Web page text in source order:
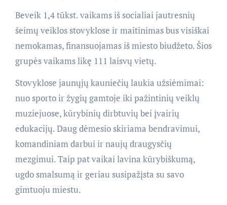
Beveik 1,4 tūkst. vaikams iš socialiai jautresnių
šeimų veiklos stovyklose ir maitinimas bus visiškai
nemokamas, finansuojamas iš miesto biudžeto. Šios
grupės vaikams likę 111 laisvų vietų.
Stovyklose jaunųjų kauniečių laukia užsiėmimai:
nuo sporto ir žygių gamtoje iki pažintinių veiklų
muziejuose, kūrybinių dirbtuvių bei įvairių
edukacijų. Daug dėmesio skiriama bendravimui,
komandiniam darbui ir naujų draugysčių
mezgimui. Taip pat vaikai lavina kūrybiškumą,
ugdo smalsumą ir geriau susipažįsta su savo
gimtuoju miestu.